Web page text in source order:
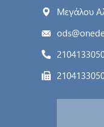
Μεγάλου